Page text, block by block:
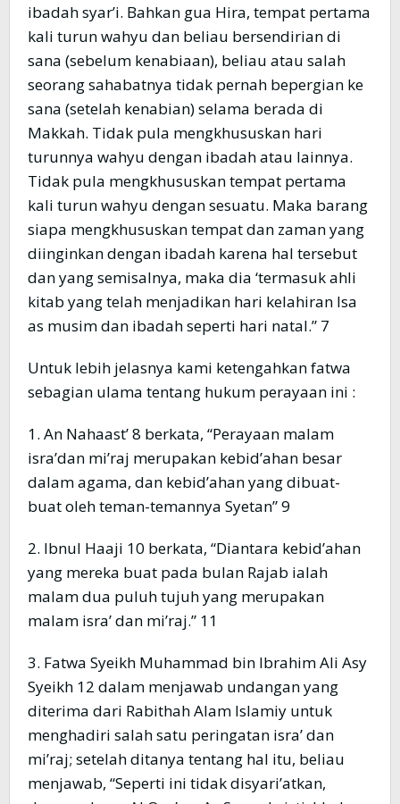
ibadah syar’i. Bahkan gua Hira, tempat pertama
kali turun wahyu dan beliau bersendirian di
sana (sebelum kenabiaan), beliau atau salah
seorang sahabatnya tidak pernah bepergian ke
sana (setelah kenabian) selama berada di
Makkah. Tidak pula mengkhususkan hari
turunnya wahyu dengan ibadah atau lainnya.
Tidak pula mengkhususkan tempat pertama
kali turun wahyu dengan sesuatu. Maka barang
siapa mengkhususkan tempat dan zaman yang
diinginkan dengan ibadah karena hal tersebut
dan yang semisalnya, maka dia ‘termasuk ahli
kitab yang telah menjadikan hari kelahiran Isa
as musim dan ibadah seperti hari natal.” 7
Untuk lebih jelasnya kami ketengahkan fatwa
sebagian ulama tentang hukum perayaan ini :
1. An Nahaast’ 8 berkata, “Perayaan malam
isra’dan mi’raj merupakan kebid’ahan besar
dalam agama, dan kebid’ahan yang dibuat-
buat oleh teman-temannya Syetan” 9
2. Ibnul Haaji 10 berkata, “Diantara kebid’ahan
yang mereka buat pada bulan Rajab ialah
malam dua puluh tujuh yang merupakan
malam isra’ dan mi’raj.” 11
3. Fatwa Syeikh Muhammad bin Ibrahim Ali Asy
Syeikh 12 dalam menjawab undangan yang
diterima dari Rabithah Alam Islamiy untuk
menghadiri salah satu peringatan isra’ dan
mi’raj; setelah ditanya tentang hal itu, beliau
menjawab, “Seperti ini tidak disyari’atkan,